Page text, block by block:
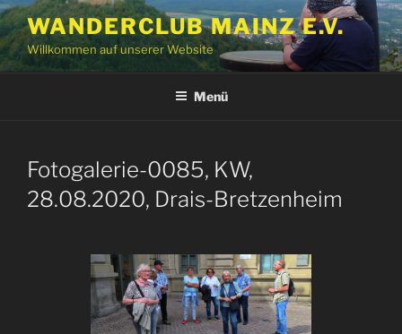
Zum
Inhalt
springen
WANDERCLUB MAINZ E.V.
Willkommen auf unserer Website
Menü
Fotogalerie-0085, KW,
28.08.2020, Drais-Bretzenheim